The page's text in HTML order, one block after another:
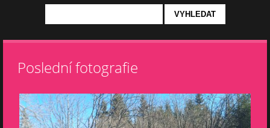
Poslední fotografie